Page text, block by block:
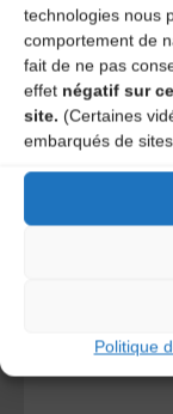
technologies nous
comportement de
fait de ne pas
effet négatif sur
site. (Certaines
embarqués de
Politique